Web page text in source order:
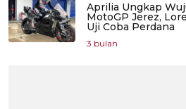
Aprilia Ungkap
MotoGP Jerez,
Uji Coba Perdana
3 bulan